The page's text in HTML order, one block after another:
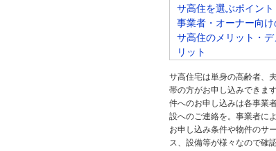
サ高住を選ぶポイント
事業者・オーナー向け
サ高住のメリット・デ
リット
サ高住宅は単身の高齢者、
帯の方がお申し込みできま
件へのお申し込みは各事業
設へのご連絡を。事業者によ
お申し込み条件や物件のサ
ス、設備等が様々なので確